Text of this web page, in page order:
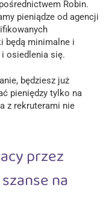
Robin.
pieniądze od agencji
będą minimalne i
osiedlenia się.
będziesz już
pieniędzy tylko na
z rekruterami nie
przez
na